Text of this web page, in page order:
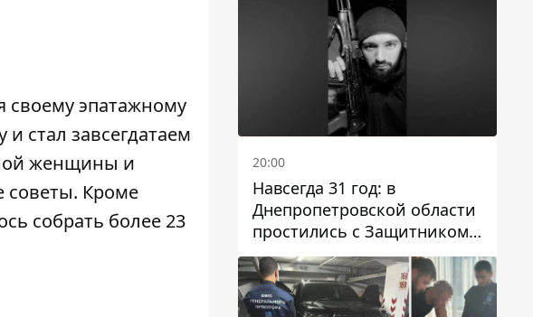
своему эпатажному
стал завсегдатаем
женщины и
советы. Кроме
собрать более 23
20:00
Навсегда 31 год: в
Днепропетровской области
простились с Защитником
Александром Репиным